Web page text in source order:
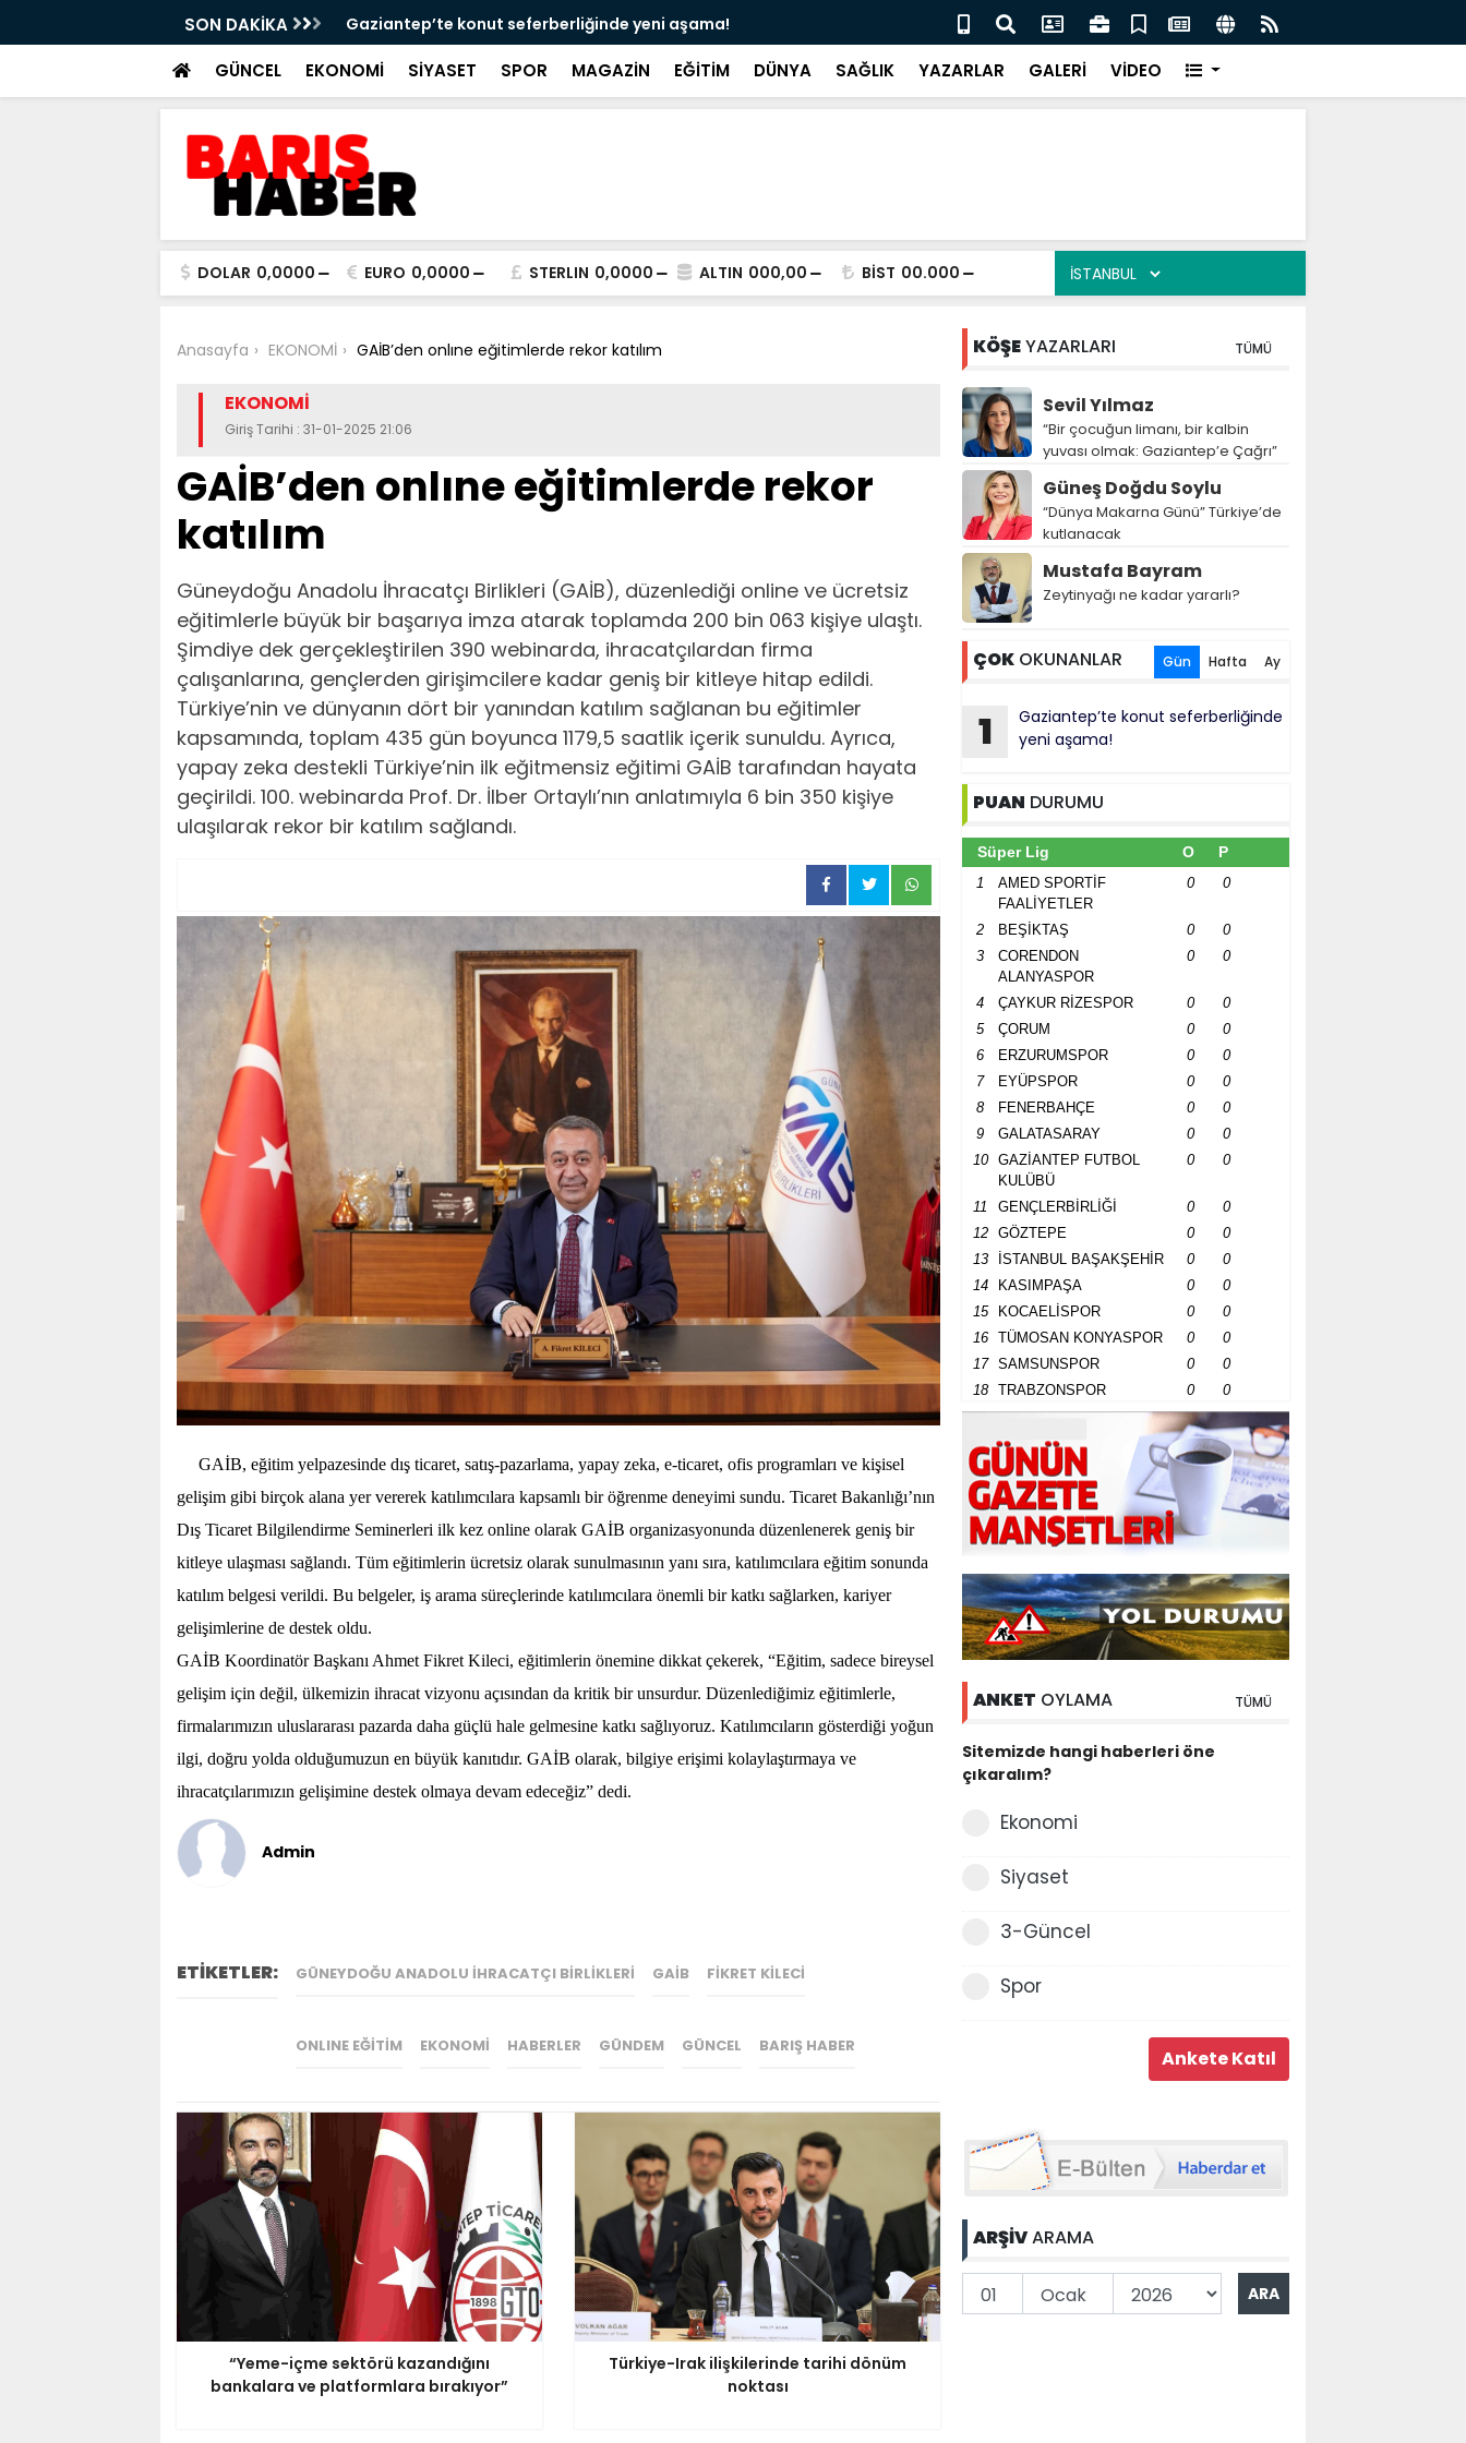
SON DAKİKA
yeni aşama! “Karın ağrısının nedeni ultrasonla belirlenebilir” “Deri kanserleri erken teşhisle tedavi edilebilir”
GÜNCEL EKONOMİ SİYASET SPOR MAGAZİN EĞİTİM DÜNYA SAĞLIK YAZARLAR GALERİ VİDEO
DOLAR 0,0000 EURO 0,0000 STERLIN 0,0000 ALTIN 000,00 BİST 00.000
Anasayfa EKONOMİ GAİB’den onlıne eğitimlerde rekor katılım
EKONOMİ
Giriş Tarihi : 31-01-2025 21:06
GAİB’den onlıne eğitimlerde rekor
katılım
Güneydoğu Anadolu İhracatçı Birlikleri (GAİB), düzenlediği online ve ücretsiz
eğitimlerle büyük bir başarıya imza atarak toplamda 200 bin 063 kişiye ulaştı.
Şimdiye dek gerçekleştirilen 390 webinarda, ihracatçılardan firma
çalışanlarına, gençlerden girişimcilere kadar geniş bir kitleye hitap edildi.
Türkiye’nin ve dünyanın dört bir yanından katılım sağlanan bu eğitimler
kapsamında, toplam 435 gün boyunca 1179,5 saatlik içerik sunuldu. Ayrıca,
yapay zeka destekli Türkiye’nin ilk eğitmensiz eğitimi GAİB tarafından hayata
geçirildi. 100. webinarda Prof. Dr. İlber Ortaylı’nın anlatımıyla 6 bin 350 kişiye
ulaşılarak rekor bir katılım sağlandı.
GAİB, eğitim yelpazesinde dış ticaret, satış-pazarlama, yapay zeka, e-ticaret, ofis programları ve kişisel
gelişim gibi birçok alana yer vererek katılımcılara kapsamlı bir öğrenme deneyimi sundu. Ticaret Bakanlığı’nın
Dış Ticaret Bilgilendirme Seminerleri ilk kez online olarak GAİB organizasyonunda düzenlenerek geniş bir
kitleye ulaşması sağlandı. Tüm eğitimlerin ücretsiz olarak sunulmasının yanı sıra, katılımcılara eğitim sonunda
katılım belgesi verildi. Bu belgeler, iş arama süreçlerinde katılımcılara önemli bir katkı sağlarken, kariyer
gelişimlerine de destek oldu.
GAİB Koordinatör Başkanı Ahmet Fikret Kileci, eğitimlerin önemine dikkat çekerek, “Eğitim, sadece bireysel
gelişim için değil, ülkemizin ihracat vizyonu açısından da kritik bir unsurdur. Düzenlediğimiz eğitimlerle,
firmalarımızın uluslararası pazarda daha güçlü hale gelmesine katkı sağlıyoruz. Katılımcıların gösterdiği yoğun
ilgi, doğru yolda olduğumuzun en büyük kanıtıdır. GAİB olarak, bilgiye erişimi kolaylaştırmaya ve
ihracatçılarımızın gelişimine destek olmaya devam edeceğiz” dedi.
Admin
ETİKETLER: GÜNEYDOĞU ANADOLU İHRACATÇI BIRLIKLERI GAİB FIKRET KILECI
ONLINE EĞITIM EKONOMI HABERLER GÜNDEM GÜNCEL BARIŞ HABER
“Yeme-içme sektörü kazandığını
bankalara ve platformlara bırakıyor”
Türkiye-Irak ilişkilerinde tarihi dönüm
noktası
KÖŞEYAZARLARI TÜMÜ
Sevil Yılmaz
“Bir çocuğun limanı, bir kalbin
yuvası olmak: Gaziantep’e Çağrı”
Güneş Doğdu Soylu
“Dünya Makarna Günü” Türkiye’de
kutlanacak
Mustafa Bayram
Zeytinyağı ne kadar yararlı?
ÇOK OKUNANLAR Gün Hafta Ay
1
Gaziantep’te konut seferberliğinde
yeni aşama!
PUAN DURUMU
Süper Lig O P
1
AMED SPORTİF
FAALİYETLER
0 0
2 BEŞİKTAŞ 0
0
3
CORENDON
ALANYASPOR
0 0
4 ÇAYKUR RİZESPOR 0
0
5
ÇORUM 0
0
6
ERZURUMSPOR 0
0
7
EYÜPSPOR 0
0
8
FENERBAHÇE 0
0
9
GALATASARAY 0
0
10
GAZİANTEP FUTBOL
KULÜBÜ
0 0
11 GENÇLERBİRLİĞİ 0
0
12
GÖZTEPE 0
0
13
İSTANBUL BAŞAKŞEHİR 0
0
14
KASIMPAŞA 0
0
15
KOCAELİSPOR 0
0
16
TÜMOSAN KONYASPOR 0
0
17
SAMSUNSPOR 0
0
18
TRABZONSPOR 0 0
ANKET OYLAMA TÜMÜ
Sitemizde hangi haberleri öne
çıkaralım?
Ekonomi
Siyaset
3-Güncel
Spor
ARŞİVARAMA